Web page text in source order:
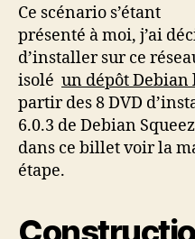
Ce scénario s’étant
présenté à moi, j’ai
d’installer sur ce
isolé un dépôt Debian
partir des 8 DVD
6.0.3 de Debian
dans ce billet voir la
étape.